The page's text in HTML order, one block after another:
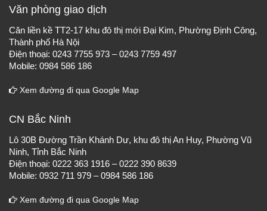
Văn phòng giao dịch
Căn liền kề TT2-17 khu đô thị mới Đại Kim, Phường Định Công,
Thành phố Hà Nội
Điện thoại: 0243 7755 973 – 0243 7759 497
Mobile: 0984 586 186
Xem đường đi qua Google Map
CN Bắc Ninh
Lô 30B Đường Trần Khánh Dư, khu đô thị An Huy, Phường Vũ
Ninh, Tỉnh Bắc Ninh
Điện thoại: 0222 363 1916 – 0222 390 8639
Mobile: 0932 711 979 – 0984 586 186
Xem đường đi qua Google Map